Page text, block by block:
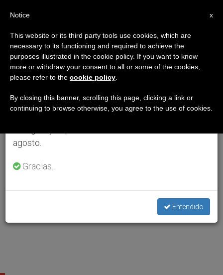
×
Aviso importante
Del 27 de julio al 7 de agosto haremos la pausa
anual, aprovechando que en el periodo de verano
se generan menos informaciones y también el
agosto.
Gracias.
Entendido
x
Notice
This website or its third party tools use cookies, which are
necessary to its functioning and required to achieve the
purposes illustrated in the cookie policy. If you want to know
more or withdraw your consent to all or some of the cookies,
please refer to the cookie policy
By closing this banner, scrolling this page, clicking a link or
continuing to browse otherwise, you agree to the use of cookies.